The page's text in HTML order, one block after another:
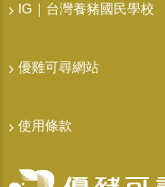
IG｜台灣養豬國民學校
優雞可尋網站
使用條款